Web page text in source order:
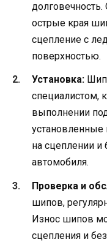
долговечность.
острые края
сцепление с
поверхностью.
Установка:
специалистом,
выполнении
установленные
на сцеплении и
автомобиля.
Проверка и
шипов,
Износ шипов
сцепления и